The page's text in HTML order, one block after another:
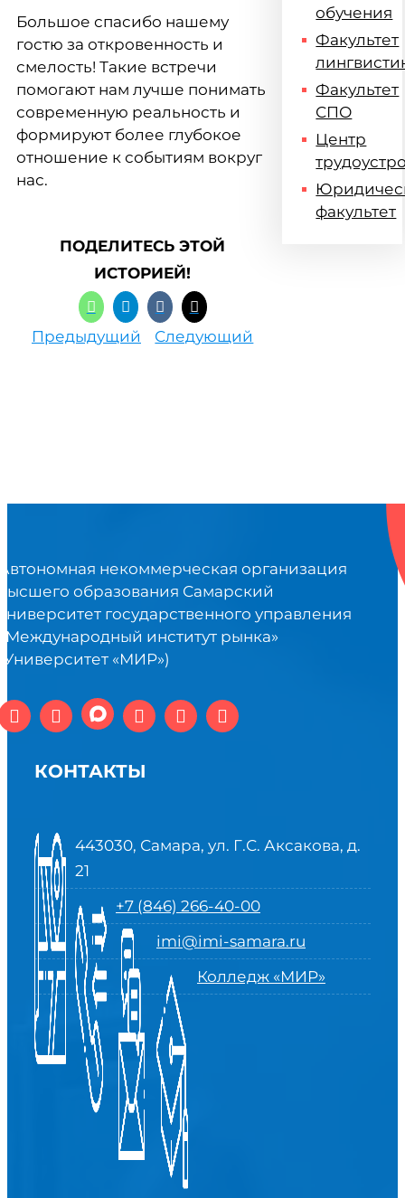
Большое спасибо нашему
гостю за откровенность и
смелость! Такие встречи
помогают нам лучше понимать
современную реальность и
формируют более глубокое
отношение к событиям вокруг
нас.
ПОДЕЛИТЕСЬ ЭТОЙ
ИСТОРИЕЙ!
Предыдущий Следующий
обучения
Факультет
Факультет
СПО
Центр
факультет
некоммерческая организация
образования Самарский
государственного управления
институт рынка»
«МИР»)
КОНТАКТЫ
443030, Самара, ул. Г.С. Аксакова, д.
21
+7 (846) 266-40-00
imi@imi-samara.ru
Колледж «МИР»